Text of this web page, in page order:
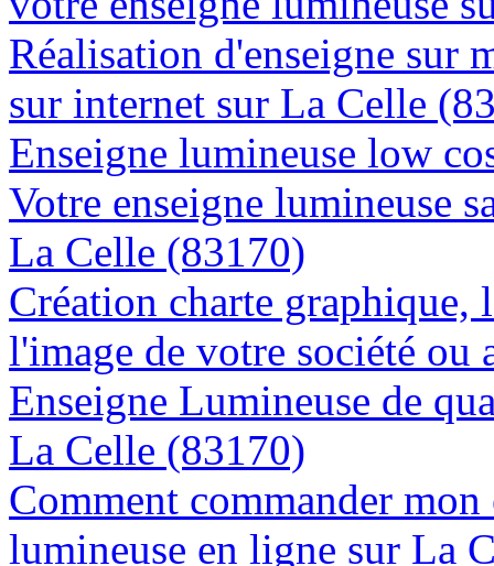
Réalisation d'enseigne sur
sur internet sur La Celle
Enseigne lumineuse low
Votre enseigne lumineuse
La Celle (83170)
Création charte graphique,
l'image de votre société
Enseigne Lumineuse de
La Celle (83170)
Comment commander
lumineuse en ligne sur La